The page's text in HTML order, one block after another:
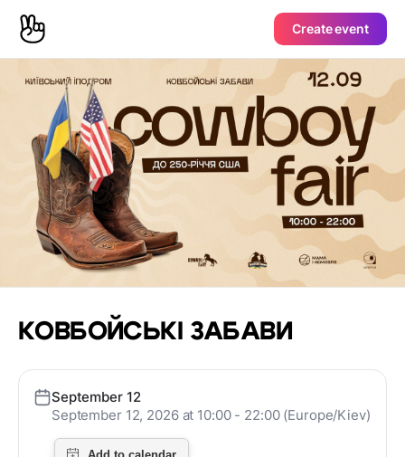
Create event
КОВБОЙСЬКІ ЗАБАВИ
September 12
September 12, 2026 at 10:00 - 22:00 (Europe/Kiev)